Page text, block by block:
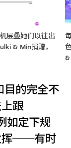
层叠她们以往出
& Min捐赠，
目的完全不
跟
如定下规
挥──有时